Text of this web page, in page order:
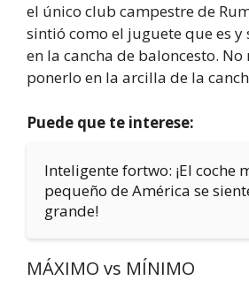
el único club campestre de
sintió como el juguete que es y
en la cancha de baloncesto. No
ponerlo en la arcilla de la
Puede que te interese:
Inteligente fortwo: ¡El coche
pequeño de América se
grande!
MÁXIMO vs MÍNIMO